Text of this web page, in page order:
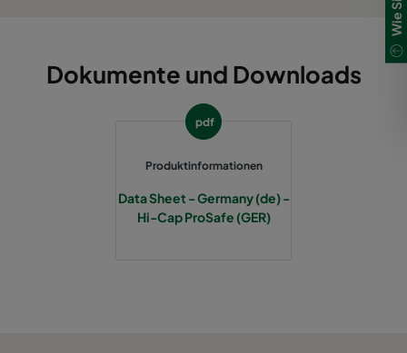
Dokumente und Downloads
pdf
Produktinformationen
Data Sheet - Germany (de) -
Hi-Cap ProSafe (GER)